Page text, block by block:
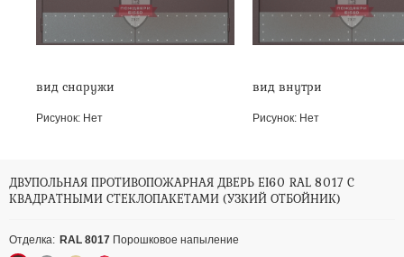
вид снаружи
Рисунок: Нет
вид внутри
Рисунок: Нет
ДВУПОЛЬНАЯ ПРОТИВОПОЖАРНАЯ ДВЕРЬ EI60 RAL 8017 С
КВАДРАТНЫМИ СТЕКЛОПАКЕТАМИ (УЗКИЙ ОТБОЙНИК)
Отделка: RAL 8017 Порошковое напыление